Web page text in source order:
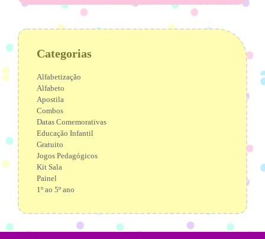
Categorias
Alfabetização
Alfabeto
Apostila
Combos
Datas Comemorativas
Educação Infantil
Gratuito
Jogos Pedagógicos
Kit Sala
Painel
1º ao 5º ano